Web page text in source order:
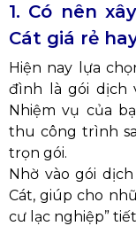
1. Có nên
Cát giá rẻ
Hiện nay lựa
đình là gói dịch
Nhiệm vụ của
thu công trình
trọn gói.
Nhờ vào gói
Cát, giúp cho
cư lạc nghiệp”